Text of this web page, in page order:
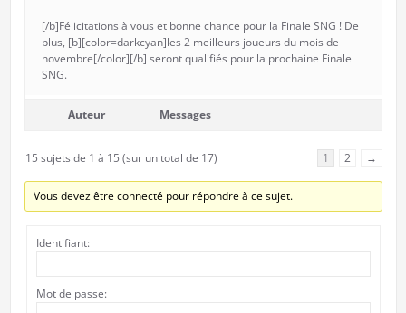
[/b]Félicitations à vous et bonne chance pour la Finale SNG ! De
plus, [b][color=darkcyan]les 2 meilleurs joueurs du mois de
novembre[/color][/b] seront qualifiés pour la prochaine Finale
SNG.
Auteur Messages
15 sujets de 1 à 15 (sur un total de 17) 1 2 →
Vous devez être connecté pour répondre à ce sujet.
Identifiant:
Mot de passe: